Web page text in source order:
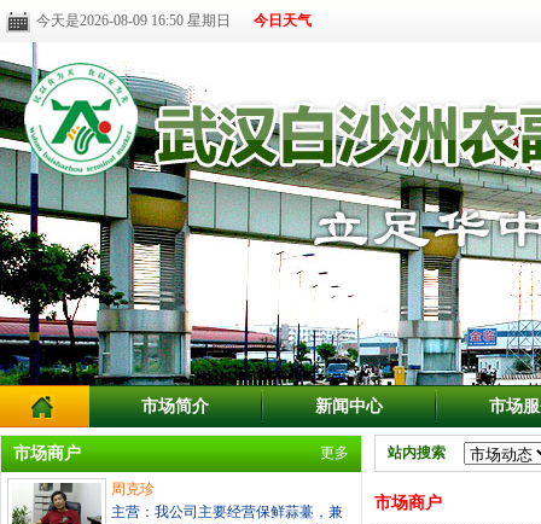
今天是2026-08-09 16:50 星期日 今日天气
市场简介 新闻中心 市场
市场商户 更多
周克珍
主营：我公司主要经营保鲜蒜薹，兼
站内搜索
市场商户